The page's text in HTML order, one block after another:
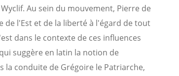
Au sein du mouvement, Pierre de
l'Est et de la liberté à l'égard de tout
dans le contexte de ces influences
suggère en latin la notion de
conduite de Grégoire le Patriarche,